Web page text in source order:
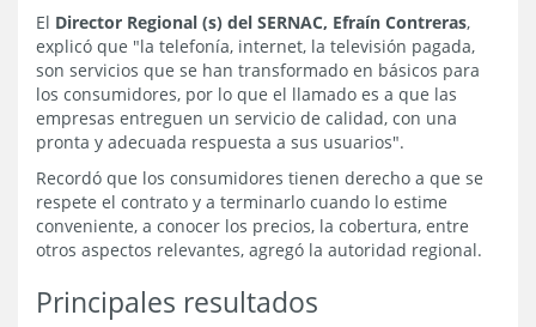
El Director Regional (s) del SERNAC, Efraín Contreras,
explicó que "la telefonía, internet, la televisión pagada,
son servicios que se han transformado en básicos para
los consumidores, por lo que el llamado es a que las
empresas entreguen un servicio de calidad, con una
pronta y adecuada respuesta a sus usuarios".
Recordó que los consumidores tienen derecho a que se
respete el contrato y a terminarlo cuando lo estime
conveniente, a conocer los precios, la cobertura, entre
otros aspectos relevantes, agregó la autoridad regional.
Principales resultados